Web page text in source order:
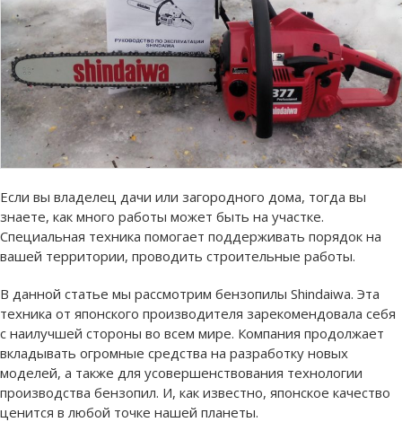
Если вы владелец дачи или загородного дома, тогда вы
знаете, как много работы может быть на участке.
Специальная техника помогает поддерживать порядок на
вашей территории, проводить строительные работы.
В данной статье мы рассмотрим бензопилы Shindaiwa. Эта
техника от японского производителя зарекомендовала себя
с наилучшей стороны во всем мире. Компания продолжает
вкладывать огромные средства на разработку новых
моделей, а также для усовершенствования технологии
производства бензопил. И, как известно, японское качество
ценится в любой точке нашей планеты.